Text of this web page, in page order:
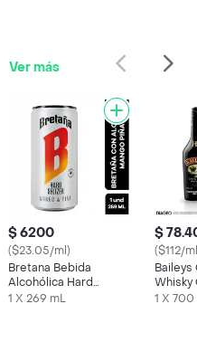
Ver más
$ 6200
($23.05/ml)
Bretana Bebida
Alcohólica Hard
Seltzer Mango Piña
1 X 269 mL
$
($112/
Baileys
Whisky
1 X 700